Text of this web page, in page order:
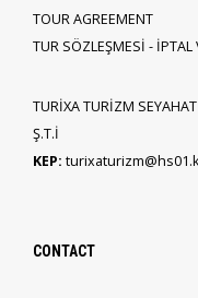
TOUR AGREEMENT
TUR SÖZLEŞMESİ - İPTAL
TURİXA TURİZM
Ş.T.İ
KEP:
CONTACT